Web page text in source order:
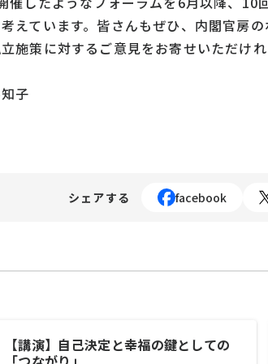
えています。皆さんもぜひ、内閣官房
施策に対するご意見をお寄せいただけれ
子
シェアする facebook
【講演】自己決定と幸福の鍵としての